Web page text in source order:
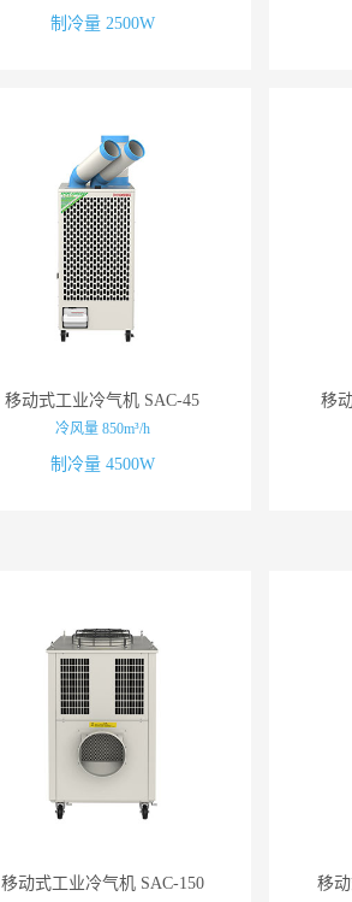
制冷量 2500W
移动式工业冷气机 SAC-45
冷风量 850m³/h
制冷量 4500W
移
移动式工业冷气机 SAC-150 移